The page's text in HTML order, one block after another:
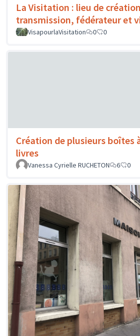
La Visitation : lieu de
transmission, fédérateur et
VisapourlaVisitation
0 0
Création de plusieurs boîtes
livres
Vanessa Cyrielle RUCHETON
6 0